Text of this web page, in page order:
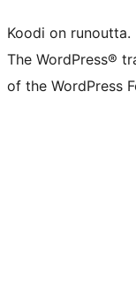
Koodi on runoutta.
The WordPress®
of the WordPress